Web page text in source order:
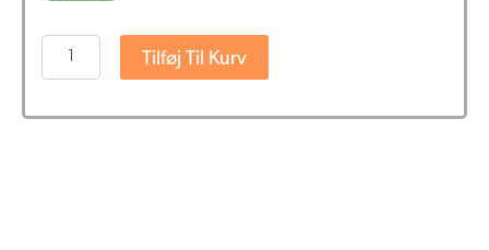
Boek:
Cannabidiol
Tilføj Til Kurv